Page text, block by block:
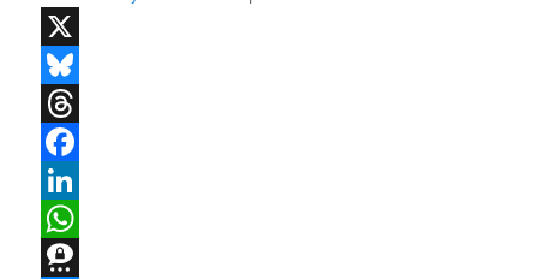
X
Bluesky
Threads
Facebook
LinkedIn
WhatsApp